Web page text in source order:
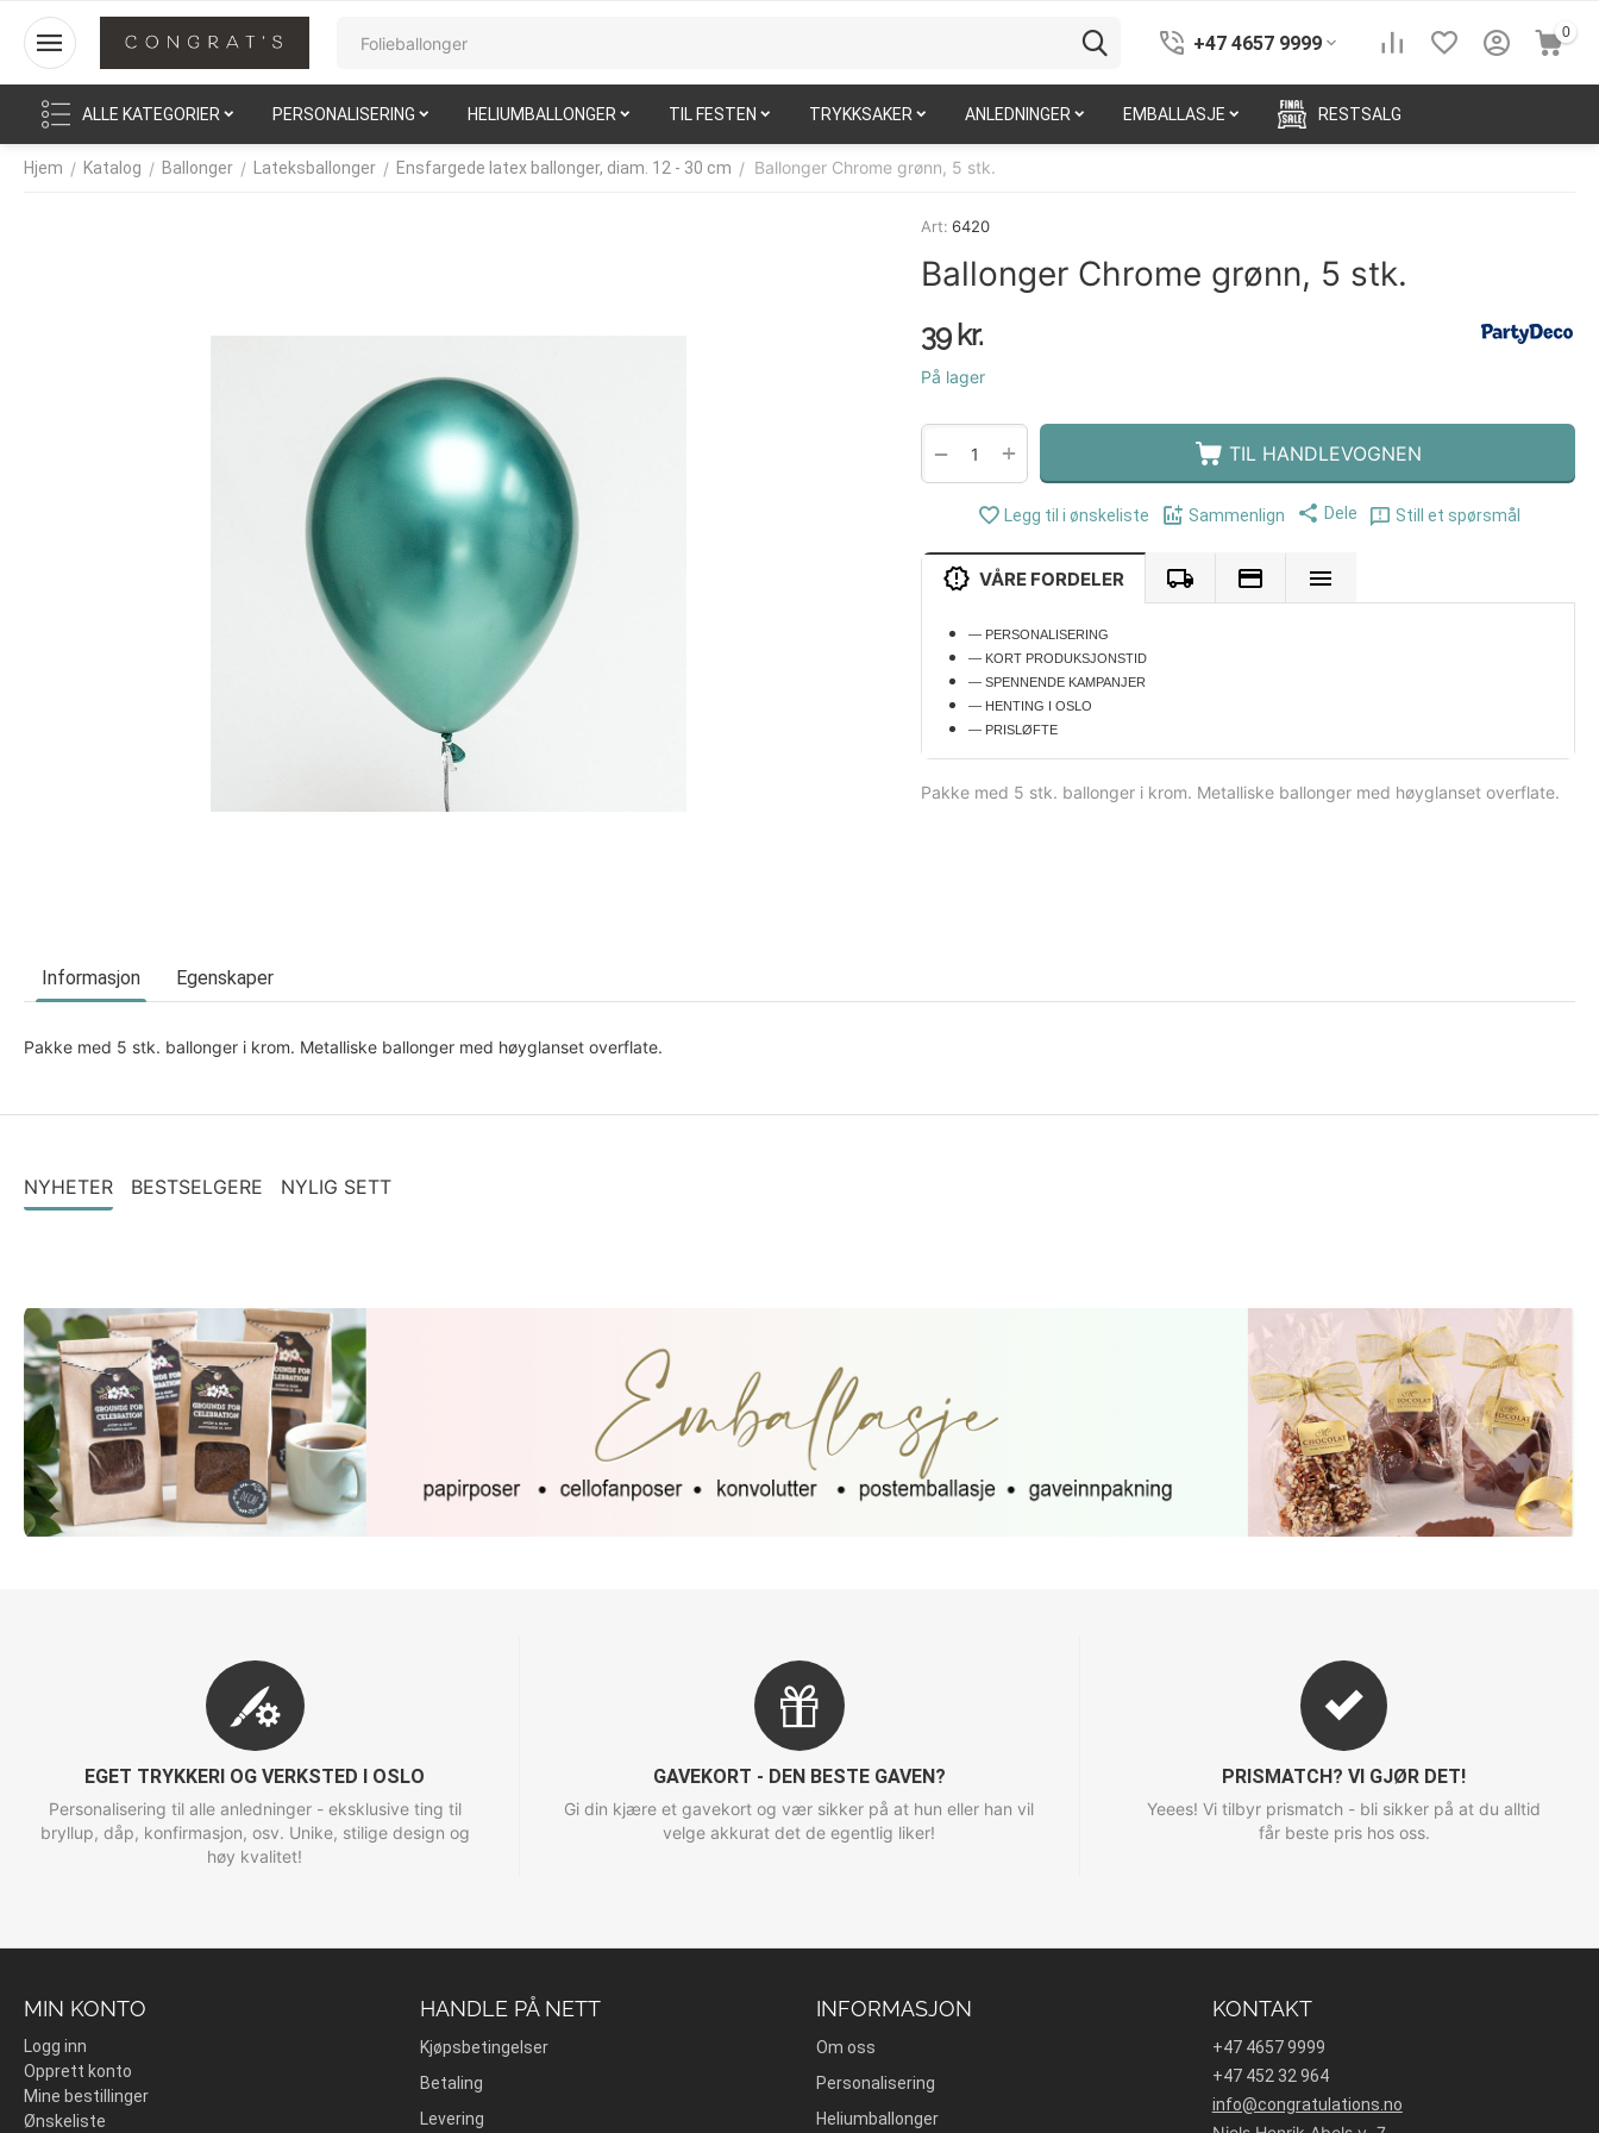
+47 4657 9999 0
ALLE KATEGORIER PERSONALISERING HELIUMBALLONGER TIL FESTEN TRYKKSAKER ANLEDNINGER EMBALLASJE RESTSALG
Hjem / Katalog / Ballonger / Lateksballonger / Ensfargede latex ballonger, diam. 12 - 30 cm / Ballonger Chrome grønn, 5 stk.
Art: 6420
Ballonger Chrome grønn, 5 stk.
39 kr.
På lager
+
− TIL HANDLEVOGNEN
Legg til i ønskeliste Sammenlign Dele Still et spørsmål
VÅRE FORDELER
— PERSONALISERING
— KORT PRODUKSJONSTID
— SPENNENDE KAMPANJER
— HENTING I OSLO
— PRISLØFTE
Pakke med 5 stk. ballonger i krom. Metalliske ballonger med høyglanset overflate.
Informasjon Egenskaper
Pakke med 5 stk. ballonger i krom. Metalliske ballonger med høyglanset overflate.
NYHETER BESTSELGERE NYLIG SETT
EGET TRYKKERI OG VERKSTED I OSLO
Personalisering til alle anledninger - eksklusive ting til
bryllup, dåp, konfirmasjon, osv. Unike, stilige design og
høy kvalitet!
GAVEKORT - DEN BESTE GAVEN?
Gi din kjære et gavekort og vær sikker på at hun eller han vil
velge akkurat det de egentlig liker!
PRISMATCH? VI GJØR DET!
Yeees! Vi tilbyr prismatch - bli sikker på at du alltid
får beste pris hos oss.
MIN KONTO
Logg inn
Opprett konto
Mine bestillinger
Ønskeliste
HANDLE PÅ NETT
Kjøpsbetingelser
Betaling
Levering
INFORMASJON
Om oss
Personalisering
Heliumballonger
KONTAKT
+47 4657 9999
+47 452 32 964
info@congratulations.no